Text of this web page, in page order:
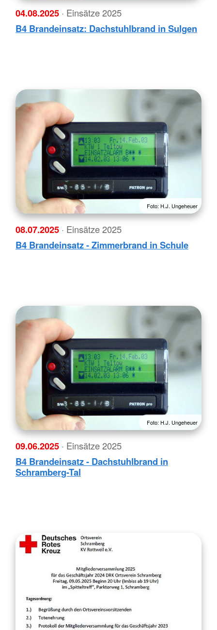
04.08.2025 · Einsätze 2025
B4 Brandeinsatz: Dachstuhlbrand in Sulgen
Foto: H.J. Ungeheuer
08.07.2025 · Einsätze 2025
B4 Brandeinsatz - Zimmerbrand in Schule
Foto: H.J. Ungeheuer
09.06.2025 · Einsätze 2025
B4 Brandeinsatz - Dachstuhlbrand in
Schramberg-Tal